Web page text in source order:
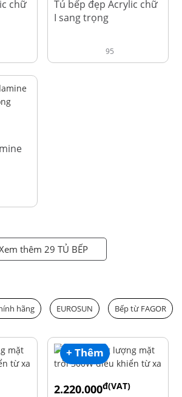
chữ
Tủ bếp đẹp Acrylic chữ
I sang trọng
95
thêm 29 TỦ BẾP
hãng EUROSUN Bếp từ FAGOR
+ Thêm
2.220.000đ(VAT)